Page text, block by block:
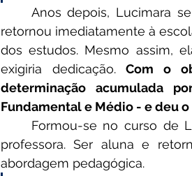
retornou imediatamente à
dos estudos. Mesmo assim,
exigiria dedicação. Com o
determinação acumulada
Fundamental e Médio - e deu
professora. Ser aluna e
abordagem pedagógica.